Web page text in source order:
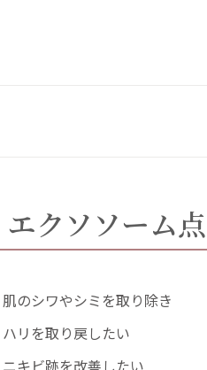
エクソソーム
肌のシワやシミを取り除き
ハリを取り戻したい